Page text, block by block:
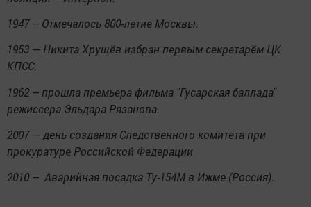
1947 – Отмечалось 800-летие Москвы.
1953 — Никита Хрущёв избран первым секретарём ЦК
КПСС.
1962 – прошла премьера фильма "Гусарская баллада"
режиссера Эльдара Рязанова.
2007 — день создания Следственного комитета при
прокуратуре Российской Федерации
2010 ­­­– Аварийная посадка Ту-154М в Ижме (Россия).